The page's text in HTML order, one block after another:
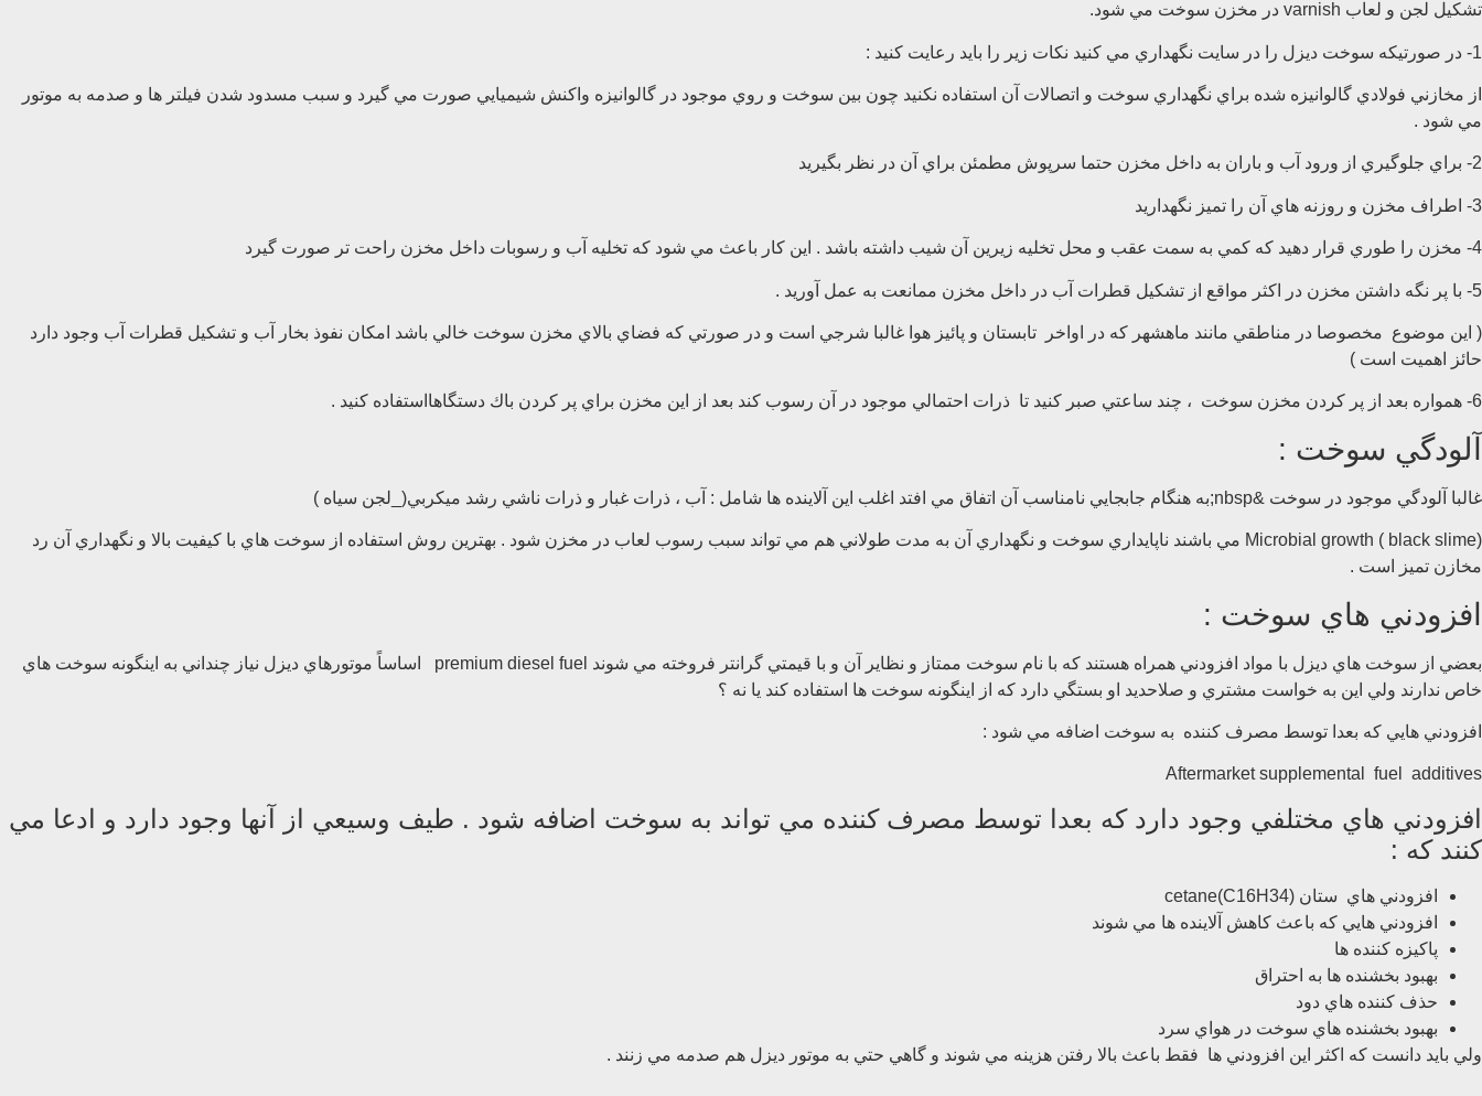
تشكيل لجن و لعاب varnish در مخزن سوخت مي شود.
1- در صورتيكه سوخت ديزل را در سايت نگهداري مي كنيد نكات زير را بايد رعايت كنيد :
از مخازني فولادي گالوانيزه شده براي نگهداري سوخت و اتصالات آن استفاده نكنيد چون بين سوخت و روي موجود در گالوانيزه واكنش شيميايي صورت مي گيرد و سبب مسدود شدن فيلتر ها و صدمه به موتور
مي شود .
2- براي جلوگيري از ورود آب و باران به داخل مخزن حتما سرپوش مطمئن براي آن در نظر بگيريد
3- اطراف مخزن و روزنه هاي آن را تميز نگهداريد
4- مخزن را طوري قرار دهيد كه كمي به سمت عقب و محل تخليه زيرين آن شيب داشته باشد . اين كار باعث مي شود كه تخليه آب و رسوبات داخل مخزن راحت تر صورت گيرد
5- با پر نگه داشتن مخزن در اكثر مواقع از تشكيل قطرات آب در داخل مخزن ممانعت به عمل آوريد .
( اين موضوع مخصوصا در مناطقي مانند ماهشهر كه در اواخر تابستان و پائيز هوا غالبا شرجي است و در صورتي كه فضاي بالاي مخزن سوخت خالي باشد امكان نفوذ بخار آب و تشكيل قطرات آب وجود دارد
حائز اهميت است )
6- همواره بعد از پر كردن مخزن سوخت ، چند ساعتي صبر كنيد تا ذرات احتمالي موجود در آن رسوب كند بعد از اين مخزن براي پر كردن باك دستگاهااستفاده كنيد .
آلودگي سوخت :
غالبا آلودگي موجود در سوخت &nbsp;به هنگام جابجايي نامناسب آن اتفاق مي افتد اغلب اين آلاينده ها شامل : آب ، ذرات غبار و ذرات ناشي رشد ميكربي(_لجن سياه )
Microbial growth ( black slime) مي باشند ناپايداري سوخت و نگهداري آن به مدت طولاني هم مي تواند سبب رسوب لعاب در مخزن شود . بهترين روش استفاده از سوخت هاي با كيفيت بالا و نگهداري آن رد
مخازن تميز است .
افزودني هاي سوخت :
بعضي از سوخت هاي ديزل با مواد افزودني همراه هستند كه با نام سوخت ممتاز و نظاير آن و با قيمتي گرانتر فروخته مي شوند premium diesel fuel اساساً موتورهاي ديزل نياز چنداني به اينگونه سوخت هاي
خاص ندارند ولي اين به خواست مشتري و صلاحديد او بستگي دارد كه از اينگونه سوخت ها استفاده كند يا نه ؟
افزودني هايي كه بعدا توسط مصرف كننده به سوخت اضافه مي شود :
Aftermarket supplemental fuel additives
افزودني هاي مختلفي وجود دارد كه بعدا توسط مصرف كننده مي تواند به سوخت اضافه شود . طيف وسيعي از آنها وجود دارد و ادعا مي
كنند كه :
افزودني هاي ستان cetane(C16H34)
افزودني هايي كه باعث كاهش آلاينده ها مي شوند
پاكيزه كننده ها
بهبود بخشنده ها به احتراق
حذف كننده هاي دود
بهبود بخشنده هاي سوخت در هواي سرد
ولي بايد دانست كه اكثر اين افزودني ها فقط باعث بالا رفتن هزينه مي شوند و گاهي حتي به موتور ديزل هم صدمه مي زنند .